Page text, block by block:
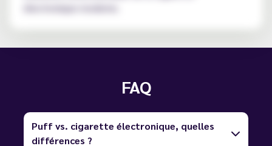
électronique moderne.
FAQ
Puff vs. cigarette électronique, quelles
différences ?